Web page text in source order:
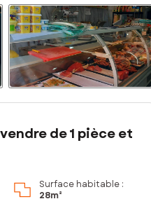
de 1 pièce et
Surface habitable :
28m²